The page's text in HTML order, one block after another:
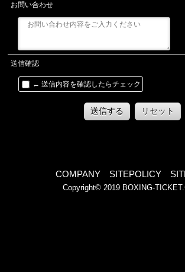
お問い合わせ
送信確認
← 送信内容を確認したらチェック
送信する リセット
COMPANY SITEPOLICY
Copyright© 2019 BOXING-